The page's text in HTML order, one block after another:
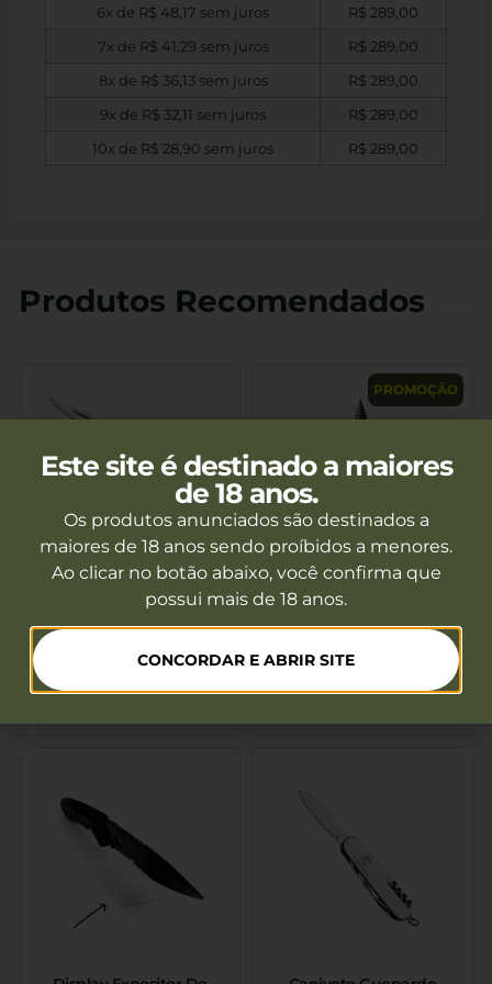
6x de R$ 48,17 sem juros R$ 289,00
7x de R$ 41,29 sem juros R$ 289,00
8x de R$ 36,13sem juros R$ 289,00
9x de R$ 32,11 sem juros R$ 289,00
10x de R$ 28,90 sem juros R$ 289,00
Produtos Recomendados
Mini Canivete – Nautika
Ver mais
PROMOÇÃO
Canivete FLYER –
Fora de estoque
Ver mais
Este site é destinado a maiores
de 18 anos.
Os produtos anunciados são destinados a
maiores de 18 anos sendo proíbidos a menores.
Ao clicar no botão abaixo, você confirma que
possui mais de 18 anos.
CONCORDAR E ABRIR SITE